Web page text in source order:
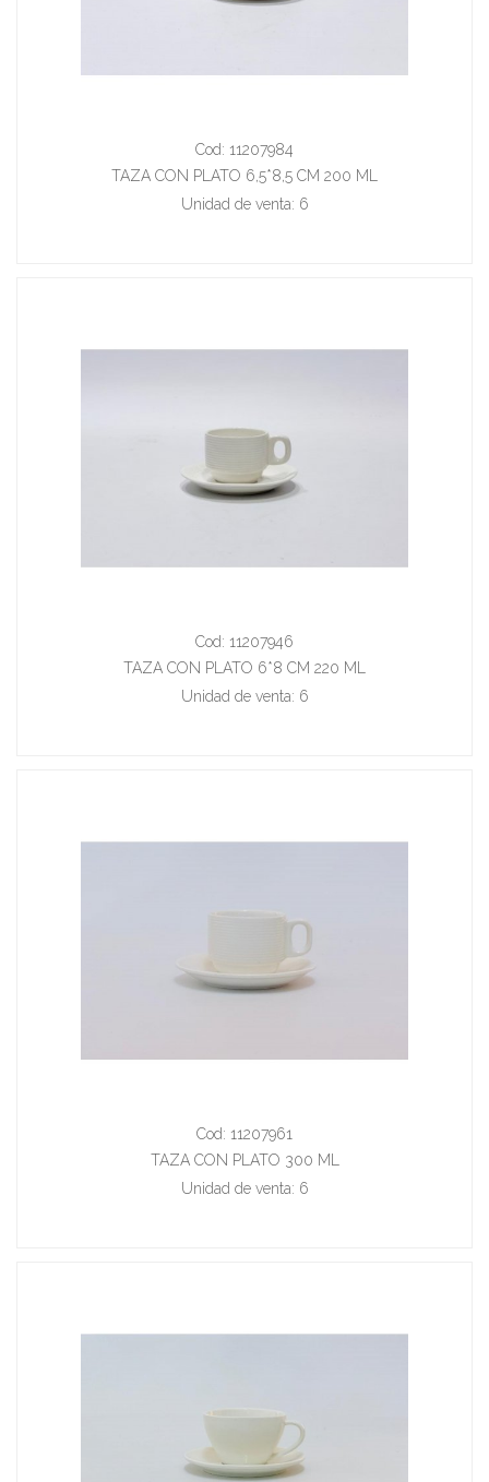
Cod: 11207984
TAZA CON PLATO 6,5*8,5 CM 200 ML
Unidad de venta: 6
Cod: 11207946
TAZA CON PLATO 6*8 CM 220 ML
Unidad de venta: 6
Cod: 11207961
TAZA CON PLATO 300 ML
Unidad de venta: 6